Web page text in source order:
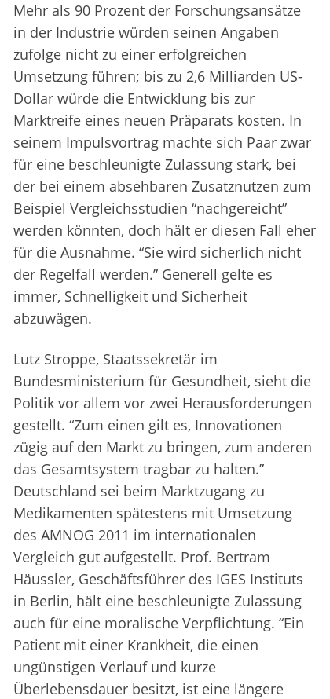
Mehr als 90 Prozent der Forschungsansätze
in der Industrie würden seinen Angaben
zufolge nicht zu einer erfolgreichen
Umsetzung führen; bis zu 2,6 Milliarden US-
Dollar würde die Entwicklung bis zur
Marktreife eines neuen Präparats kosten. In
seinem Impulsvortrag machte sich Paar zwar
für eine beschleunigte Zulassung stark, bei
der bei einem absehbaren Zusatznutzen zum
Beispiel Vergleichsstudien “nachgereicht”
werden könnten, doch hält er diesen Fall eher
für die Ausnahme. “Sie wird sicherlich nicht
der Regelfall werden.” Generell gelte es
immer, Schnelligkeit und Sicherheit
abzuwägen.
Lutz Stroppe, Staatssekretär im
Bundesministerium für Gesundheit, sieht die
Politik vor allem vor zwei Herausforderungen
gestellt. “Zum einen gilt es, Innovationen
zügig auf den Markt zu bringen, zum anderen
das Gesamtsystem tragbar zu halten.”
Deutschland sei beim Marktzugang zu
Medikamenten spätestens mit Umsetzung
des AMNOG 2011 im internationalen
Vergleich gut aufgestellt. Prof. Bertram
Häussler, Geschäftsführer des IGES Instituts
in Berlin, hält eine beschleunigte Zulassung
auch für eine moralische Verpflichtung. “Ein
Patient mit einer Krankheit, die einen
ungünstigen Verlauf und kurze
Überlebensdauer besitzt, ist eine längere